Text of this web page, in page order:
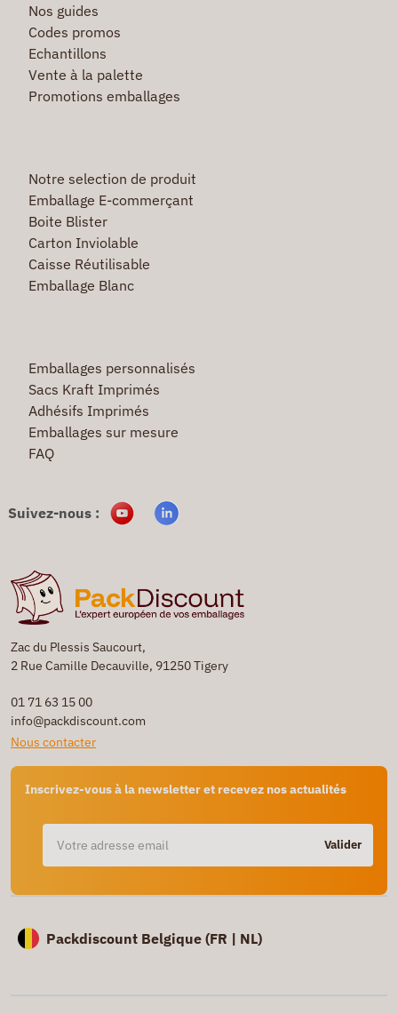
Zac du Plessis Saucourt,
2 Rue Camille Decauville, 91250 Tigery
01 71 63 15 00
info@packdiscount.com
Nous contacter
Inscrivez-vous à la newsletter et recevez nos actualités
Valider
Nos guides
Codes promos
Echantillons
Vente à la palette
Promotions emballages
Notre selection de produit
Emballage E-commerçant
Boite Blister
Carton Inviolable
Caisse Réutilisable
Emballage Blanc
Emballages personnalisés
Sacs Kraft Imprimés
Adhésifs Imprimés
Emballages sur mesure
FAQ
Suivez-nous :
Packdiscount Belgique (FR | NL)